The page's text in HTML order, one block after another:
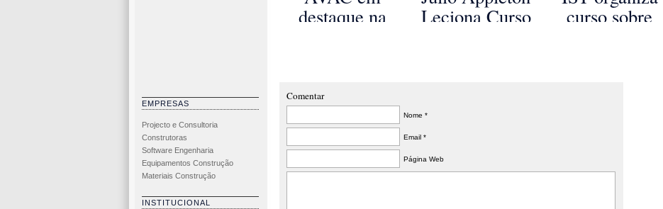
EMPRESAS
Projecto e Consultoria
Construtoras
Software Engenharia
Equipamentos Construção
Materiais Construção
INSTITUCIONAL
abordados em
curso da
abastecimento
destaque na
ASHRAE 2018
Leciona Curso
curso sobre
Comentar
Nome *
Email *
Página Web